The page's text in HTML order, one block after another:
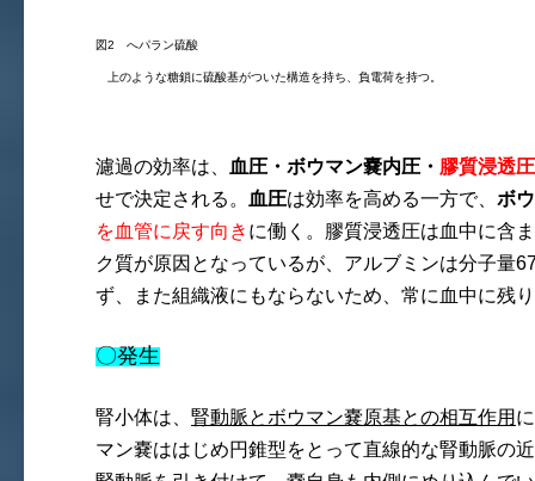
図2 へパラン硫酸
上のような糖鎖に硫酸基がついた構造を持ち、負電荷を持つ。
濾過の効率は、 血圧・ボウマン嚢内圧・ 膠質浸透圧
せで決定される。
血圧は効率を高める一方で、 ボ
を血管に戻す向き に働く。膠質浸透圧は血中に含
ク質が原因となっているが、アルブミンは分子量
ず、また組織液にもならないため、常に血中に残
〇発生
腎小体は、 腎動脈とボウマン嚢原基との相互作用
マン嚢ははじめ円錐型をとって直線的な腎動脈の